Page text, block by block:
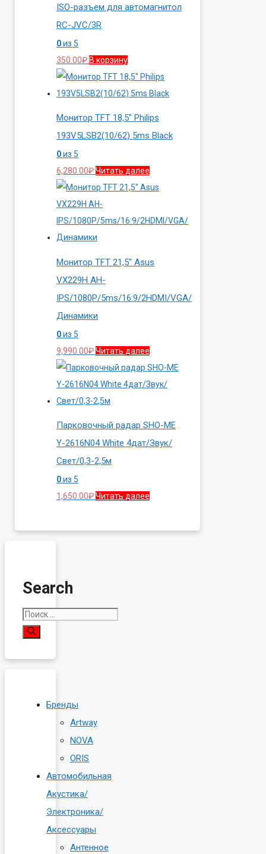
ISO-разъем для автомагнитол
RC-JVC/3R
0из 5
350.00₽ В корзину
Монитор TFT 18,5″ Philips
193V5LSB2(10/62) 5ms Black
0из 5
6,280.00₽Читать далее
Монитор TFT 21,5″ Asus
VX229H AH-
IPS/1080P/5ms/16:9/2HDMI/VGA/
Динамики
0из 5
9,990.00₽Читать далее
Парковочный радар SHO-ME
Y-2616N04 White 4дат/Звук/
Свет/0,3-2,5м
0из 5
1,650.00₽Читать далее
Search
Поиск:
Бренды
Artway
NOVA
ORIS
Автомобильная
Акустика/
Электроника/
Аксессуары
Антенное